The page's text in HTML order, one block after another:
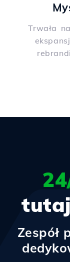
Trwała
Zespół